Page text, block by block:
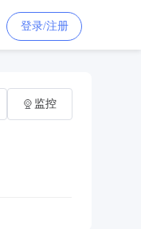
登录/注册
监控